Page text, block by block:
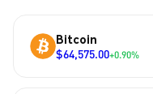
Bitcoin
$64,575.00+0.90%